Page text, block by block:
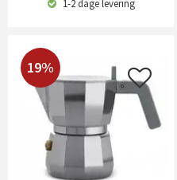
1-2 dagelevering
19%